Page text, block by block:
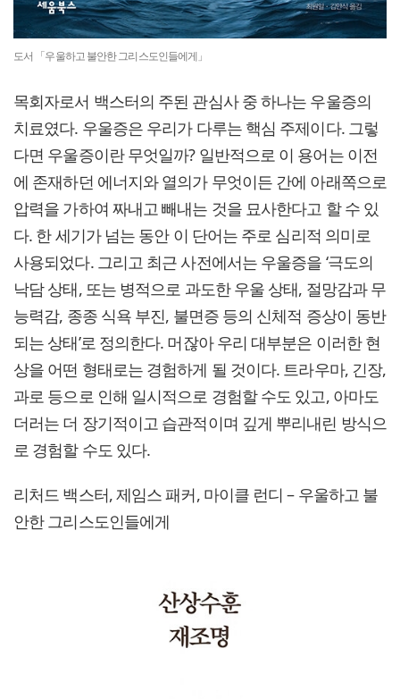
도서 「우울하고 불안한 그리스도인들에게」
목회자로서 백스터의 주된 관심사 중 하나는 우울증의
치료였다. 우울증은 우리가 다루는 핵심 주제이다. 그렇
다면 우울증이란 무엇일까? 일반적으로 이 용어는 이전
에 존재하던 에너지와 열의가 무엇이든 간에 아래쪽으로
압력을 가하여 짜내고 빼내는 것을 묘사한다고 할 수 있
다. 한 세기가 넘는 동안 이 단어는 주로 심리적 의미로
사용되었다. 그리고 최근 사전에서는 우울증을 ‘극도의
낙담 상태, 또는 병적으로 과도한 우울 상태, 절망감과 무
능력감, 종종 식욕 부진, 불면증 등의 신체적 증상이 동반
되는 상태’로 정의한다. 머잖아 우리 대부분은 이러한 현
상을 어떤 형태로는 경험하게 될 것이다. 트라우마, 긴장,
과로 등으로 인해 일시적으로 경험할 수도 있고, 아마도
더러는 더 장기적이고 습관적이며 깊게 뿌리내린 방식으
로 경험할 수도 있다.
리처드 백스터, 제임스 패커, 마이클 런디 – 우울하고 불
안한 그리스도인들에게